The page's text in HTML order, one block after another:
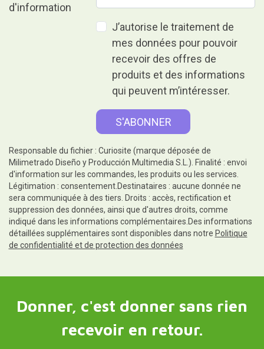
J’autorise le traitement de
mes données pour pouvoir
recevoir des offres de
produits et des informations
qui peuvent m’intéresser.
Responsable du fichier : Curiosite (marque déposée de
Milimetrado Diseño y Producción Multimedia S.L.). Finalité : envoi
d'information sur les commandes, les produits ou les services.
Légitimation : consentement.Destinataires : aucune donnée ne
sera communiquée à des tiers. Droits : accès, rectification et
suppression des données, ainsi que d'autres droits, comme
indiqué dans les informations complémentaires.Des informations
détaillées supplémentaires sont disponibles dans notre Politique
de confidentialité et de protection des données
Donner, c'est donner sans rien
recevoir en retour.